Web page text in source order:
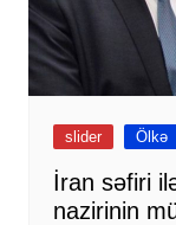
slider Ölkə
İran səfiri
nazirinin